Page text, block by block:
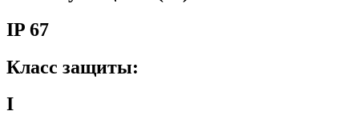
IP 67
Класс защиты:
I